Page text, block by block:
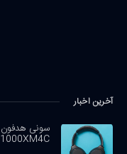
آخرین اخبار
1000XM4C با قیمت رقابتی